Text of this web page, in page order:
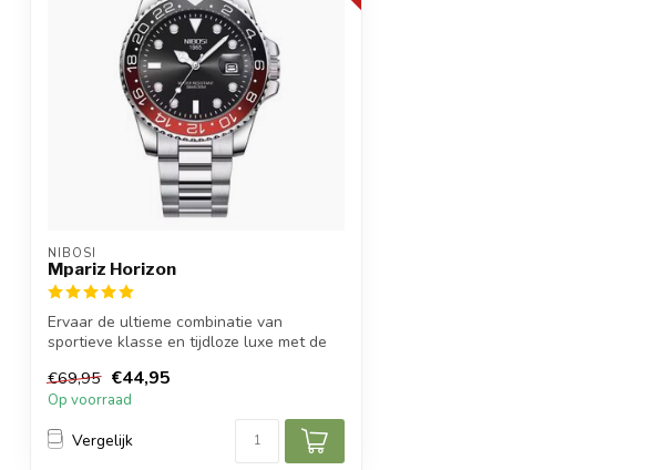
NIBOSI
Mpariz Horizon
Ervaar de ultieme combinatie van
sportieve klasse en tijdloze luxe met de
€69,95 €44,95
Op voorraad
Vergelijk